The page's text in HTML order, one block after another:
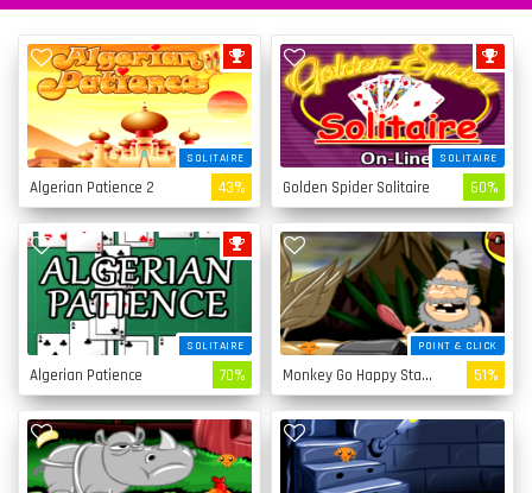
SOLITAIRE
Algerian Patience 2 43%
SOLITAIRE
Golden Spider Solitaire 60%
SOLITAIRE
Algerian Patience 70%
POINT & CLICK
Monkey Go Happy Stage 4 51%